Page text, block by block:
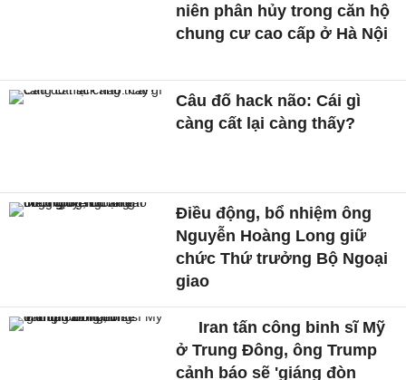
niên phân hủy trong căn hộ
chung cư cao cấp ở Hà Nội
Câu đố hack não: Cái gì
càng cất lại càng thấy?
Điều động, bổ nhiệm ông
Nguyễn Hoàng Long giữ
chức Thứ trưởng Bộ Ngoại
giao
Iran tấn công binh sĩ Mỹ
ở Trung Đông, ông Trump
cảnh báo sẽ 'giáng đòn